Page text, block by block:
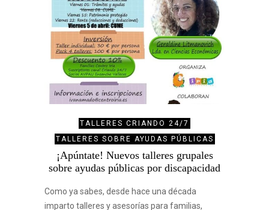
TALLERES CRIANDO 24/7
TALLERES SOBRE AYUDAS PÚBLICAS
¡Apúntate! Nuevos talleres grupales
sobre ayudas públicas por discapacidad
Como ya sabes, desde hace una década
imparto talleres y asesorías para familias,